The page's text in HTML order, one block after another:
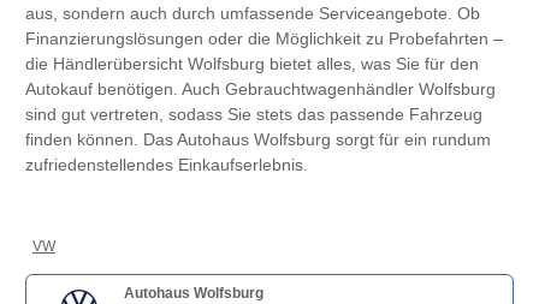
aus, sondern auch durch umfassende Serviceangebote. Ob
Finanzierungslösungen oder die Möglichkeit zu Probefahrten –
die Händlerübersicht Wolfsburg bietet alles, was Sie für den
Autokauf benötigen. Auch Gebrauchtwagenhändler Wolfsburg
sind gut vertreten, sodass Sie stets das passende Fahrzeug
finden können. Das Autohaus Wolfsburg sorgt für ein rundum
zufriedenstellendes Einkaufserlebnis.
VW
Autohaus Wolfsburg